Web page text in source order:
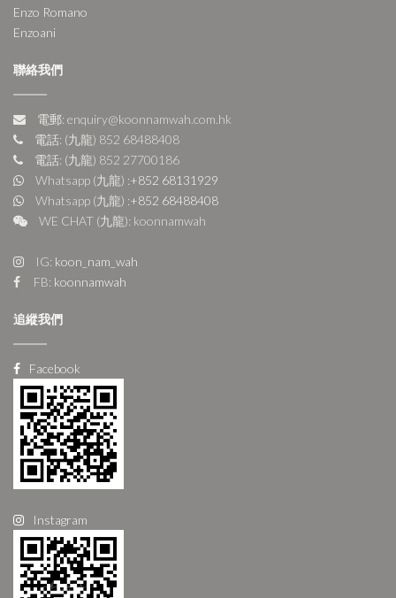
Enzo Romano
Enzoani
聯絡我們
電郵: enquiry@koonnamwah.com.hk
電話: (九龍) 852 68488408
電話: (九龍) 852 27700186
Whatsapp (九龍) :+852 68131929
Whatsapp (九龍) :+852 68488408
WE CHAT (九龍): koonnamwah
IG: koon_nam_wah
FB: koonnamwah
追縱我們
Facebook
Instagram